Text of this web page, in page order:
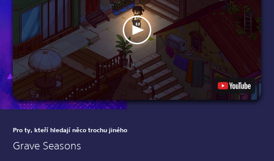
Pro ty, kteří hledají něco trochu jiného
Grave Seasons